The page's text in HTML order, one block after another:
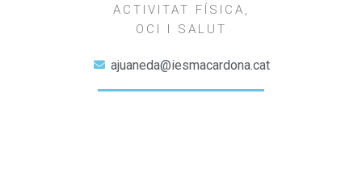
ACTIVITAT FÍSICA,
OCI I SALUT
ajuaneda@iesmacardona.cat